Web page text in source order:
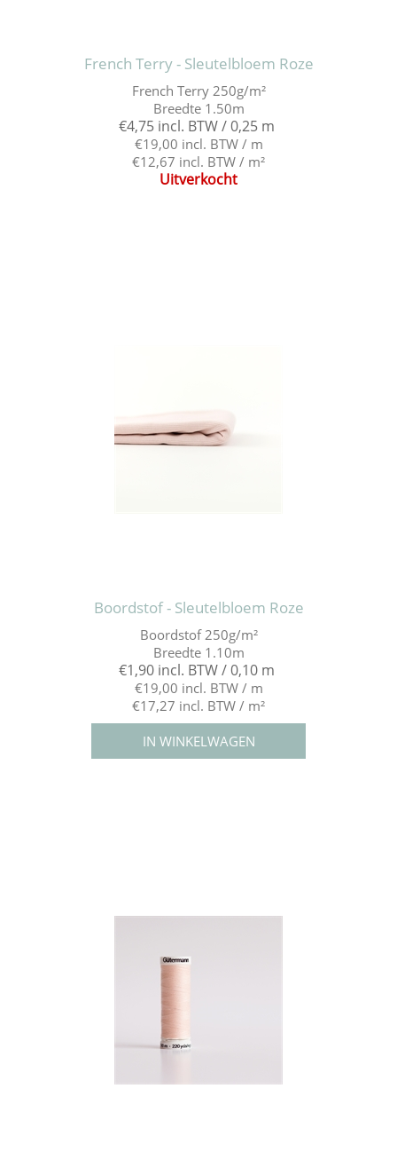
French Terry - Sleutelbloem Roze
French Terry 250g/m²
Breedte 1.50m
€4,75 incl. BTW / 0,25 m
€19,00 incl. BTW / m
€12,67 incl. BTW / m²
Uitverkocht
Boordstof - Sleutelbloem Roze
Boordstof 250g/m²
Breedte 1.10m
€1,90 incl. BTW / 0,10 m
€19,00 incl. BTW / m
€17,27 incl. BTW / m²